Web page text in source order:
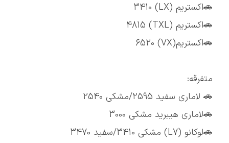
🚗اکستریم (LX) 3410
🚗اکستریم (TXL) 4815
🚗اکستریم(VX) 6520
متفرقه:
🚗 لاماری سفید 2595/مشکی 2540
🚗لاماری هیبرید مشکی 3000
🚗لوکانو (L7) مشکی 3410/سفید 3470